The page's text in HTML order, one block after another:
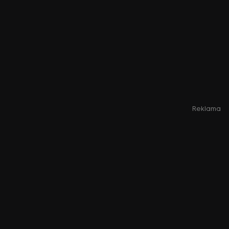
Reklama